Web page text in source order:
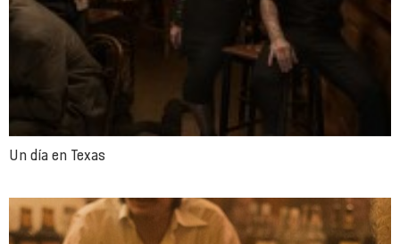
Un día en Texas